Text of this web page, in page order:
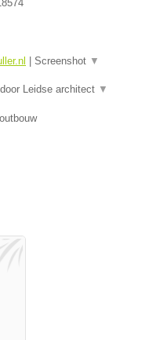
Screenshot ▼
Leidse architect ▼